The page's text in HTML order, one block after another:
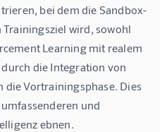
bei dem die Sandbox-
wird, sowohl
Learning mit realem
die Integration von
die Vortrainingsphase. Dies
und
ebnen.